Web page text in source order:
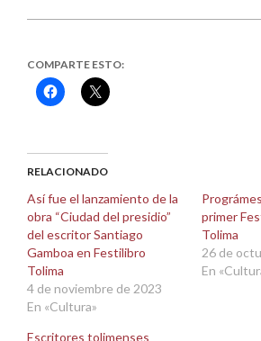
COMPARTE ESTO:
Haz
clic
(Se
abre
una
ventana
nueva)
Haz
clic
(Se
abre
una
ventana
nueva)
RELACIONADO
Así fue el lanzamiento de la
obra “Ciudad del presidio”
del escritor Santiago
Gamboa en Festilibro
Tolima
4 de noviembre de 2023
En «Cultura»
primer
Tolima
26 de
En
Escritores tolimenses